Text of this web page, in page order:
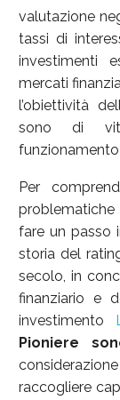
valutazione
tassi di
investimenti
mercati
l’obiettività
sono di
Per
fare un passo
storia del
secolo, in
finanziario e
investimento
Pioniere
raccogliere